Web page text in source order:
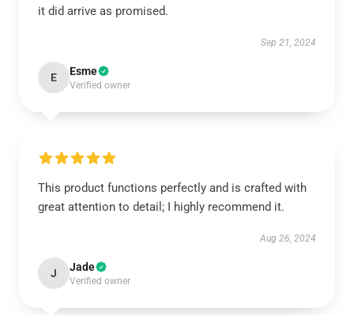
it did arrive as promised.
Sep 21, 2024
E Esme
Verified owner
This product functions perfectly and is crafted with
great attention to detail; I highly recommend it.
Aug 26, 2024
J Jade
Verified owner